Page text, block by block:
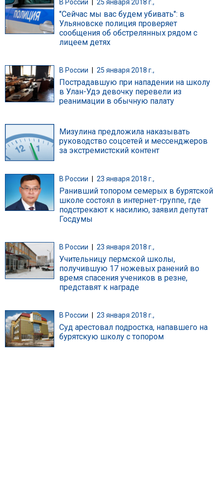
В России 25 января 2018 г.,
"Сейчас мы вас будем убивать": в
Ульяновске полиция проверяет
сообщения об обстрелянных рядом с
лицеем детях
В России 25 января 2018 г.,
Пострадавшую при нападении на школу
в Улан-Удэ девочку перевели из
реанимации в обычную палату
Мизулина предложила наказывать
руководство соцсетей и мессенджеров
за экстремистский контент
В России | 23 января 2018 г.,
Ранивший топором семерых в бурятской
школе состоял в интернет-группе, где
подстрекают к насилию, заявил депутат
Госдумы
В России 23 января 2018 г.,
Учительницу пермской школы,
получившую 17 ножевых ранений во
время спасения учеников в резне,
представят к награде
В России 23 января 2018 г.,
Суд арестовал подростка, напавшего на
бурятскую школу с топором